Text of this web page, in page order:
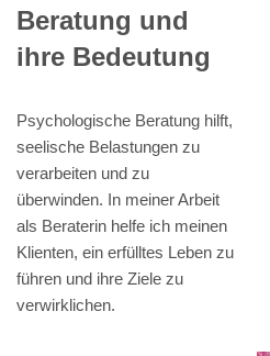
Beratung und
ihre Bedeutung
Psychologische Beratung hilft,
seelische Belastungen zu
verarbeiten und zu
überwinden. In meiner Arbeit
als Beraterin helfe ich meinen
Klienten, ein erfülltes Leben zu
führen und ihre Ziele zu
verwirklichen.